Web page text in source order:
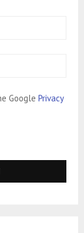
Google Privacy